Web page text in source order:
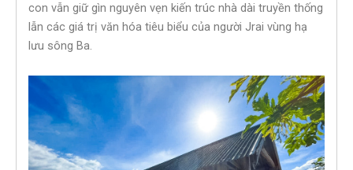
con vẫn giữ gìn nguyên vẹn kiến trúc nhà dài truyền thống
lẫn các giá trị văn hóa tiêu biểu của người Jrai vùng hạ
lưu sông Ba.